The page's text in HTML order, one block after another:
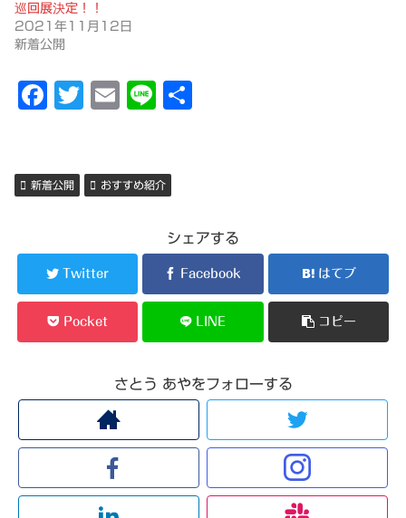
巡回展決定！！
2021年11月12日
新着公開
F
e
o
k
T
t
E
l
Li
新着公開 おすすめ紹介
シェアする
Twitter Facebook はてブ
Pocket LINE コピー
さとう あやをフォローする